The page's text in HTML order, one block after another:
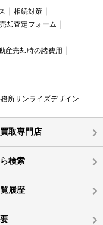
相続対策
売却査定フォーム
産売却時の諸費用
所サンライズデザイン
取専門店
検索
履歴